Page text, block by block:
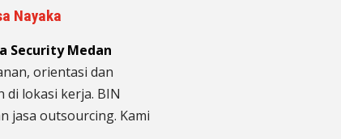
Nayaka
Security Medan
orientasi dan
lokasi kerja. BIN
jasa outsourcing. Kami